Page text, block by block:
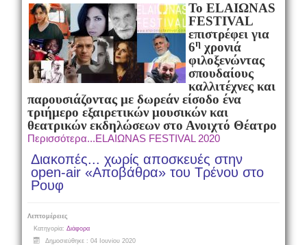
Το ELAIΩNAS
FESTIVAL
επιστρέφει για
6ηχρονιά
φιλοξενώντας
σπουδαίους
καλλιτέχνες και
παρουσιάζοντας με δωρεάν είσοδο ένα
τριήμερο εξαιρετικών μουσικών και
θεατρικών εκδηλώσεων στο Ανοιχτό Θέατρο
Περισσότερα...ELAIΩNAS FESTIVAL 2020
Διακοπές... χωρίς αποσκευές στην
open-air «Αποβάθρα» του Τρένου στο
Ρουφ
Λεπτομέρειες
Κατηγορία: Διάφορα
Δημοσιεύθηκε : 04 Ιουνίου 2020